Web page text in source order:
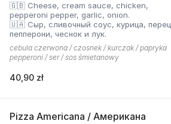
🇬🇧 Cheese, cream sauce, chicken,
pepperoni pepper, garlic, onion.
🇺🇦 Сыр, сливочный соус, курица, перец
пепперони, чеснок и лук.
cebula czerwona / czosnek / kurczak / papryka
pepperoni / ser / sos śmietanowy
40,90 zł
Pizza Americana / Американа